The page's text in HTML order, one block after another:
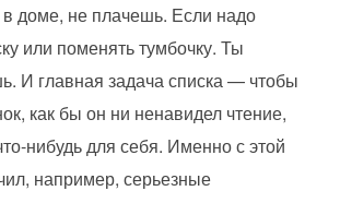
доме, не плачешь. Если надо
или поменять тумбочку. Ты
И главная задача списка — чтобы
как бы он ни ненавидел чтение,
нибудь для себя. Именно с этой
например, серьезные